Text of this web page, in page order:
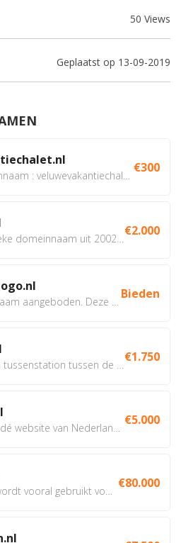
50 Views
Geplaatst op 13-09-2019
€300
€2.000
Bieden
€1.750
€5.000
€80.000